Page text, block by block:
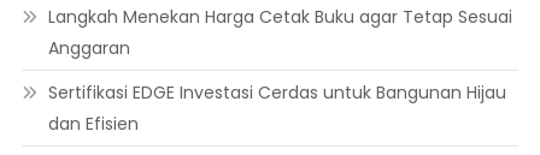
Langkah Menekan Harga Cetak Buku agar Tetap Sesuai
Anggaran
Sertifikasi EDGE Investasi Cerdas untuk Bangunan Hijau
dan Efisien